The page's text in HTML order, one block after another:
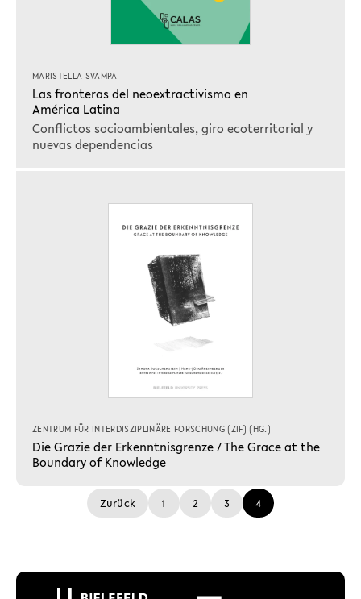
MARISTELLA SVAMPA
Las fronteras del neoextractivismo en
América Latina
Conflictos socioambientales, giro ecoterritorial y
nuevas dependencias
ZENTRUM FÜR INTERDISZIPLINÄRE FORSCHUNG (ZIF) (HG.)
Die Grazie der Erkenntnisgrenze / The Grace at the
Boundary of Knowledge
Zurück 1 2 3 4